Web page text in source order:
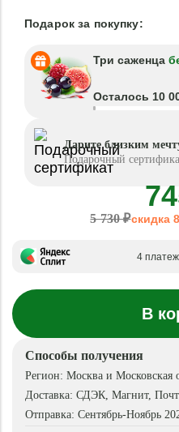
Подарок за покупку:
Три саженца
Осталось 10
Дарите близким
Подарочный
5 730 ₽скидка
4
В
Способы получения
Регион: Москва и Московская
Доставка: СДЭК, Магнит,
Отправка: Сентябрь-Ноябрь